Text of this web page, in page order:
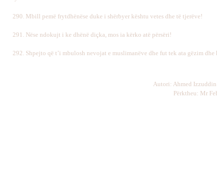
290. Mbill pemë frytdhënëse duke i shërbyer kështu vetes dhe të tjerëve!
291. Nëse ndokujt i ke dhënë diçka, mos ia kërko atë përsëri!
292. Shpejto që t’i mbulosh nevojat e muslimanëve dhe fut tek ata gëzim dhe
Autori: Ahmed
Përktheu: Mr